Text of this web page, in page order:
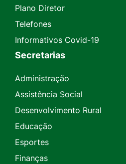
Plano Diretor
Telefones
Informativos Covid-19
Secretarias
Administração
Assistência Social
Desenvolvimento Rural
Educação
Esportes
Finanças